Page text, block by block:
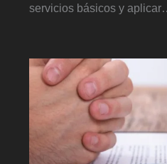
servicios básicos y